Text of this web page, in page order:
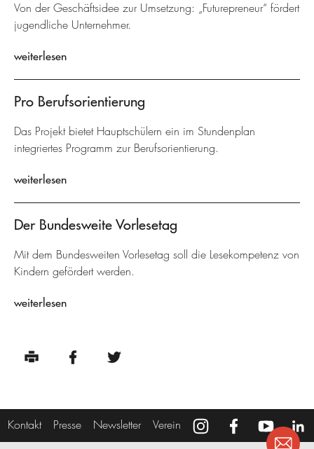
Von der Geschäftsidee zur Umsetzung: „Futurepreneur“ fördert
jugendliche Unternehmer.
weiterlesen
Pro Berufsorientierung
Das Projekt bietet Hauptschülern ein im Stundenplan
integriertes Programm zur Berufsorientierung.
weiterlesen
Der Bundesweite Vorlesetag
Mit dem Bundesweiten Vorlesetag soll die Lesekompetenz von
Kindern gefördert werden.
weiterlesen
Kontakt Presse Newsletter Verein